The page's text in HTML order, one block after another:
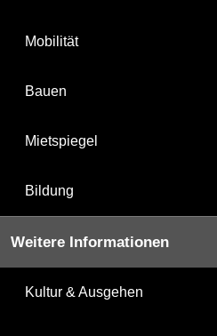
Mobilität
Bauen
Mietspiegel
Bildung
Weitere Informationen
Kultur & Ausgehen